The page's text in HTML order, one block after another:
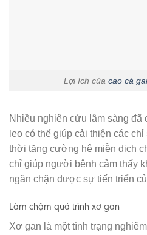
Lợi ích của cao cà
Nhiều nghiên cứu lâm sàng đã
leo có thể giúp cải thiện các
thời tăng cường hệ miễn dịch
chỉ giúp người bệnh cảm thấy
ngăn chặn được sự tiến triển
Làm chậm quá trình xơ gan
Xơ gan là một tình trạng